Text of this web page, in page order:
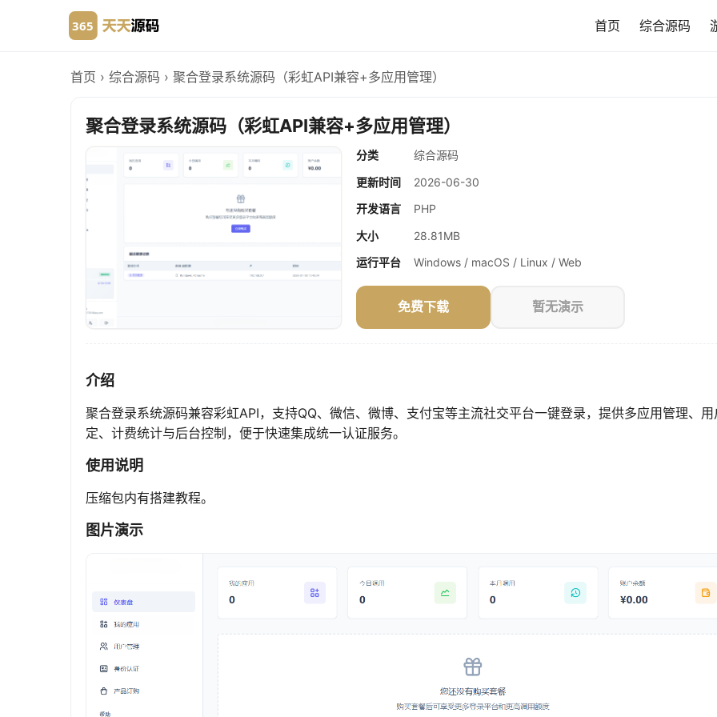
首页 综合源码
首页 › 综合源码 › 聚合登录系统源码（彩虹API兼容+多应用管理）
聚合登录系统源码（彩虹API兼容+多应用管理）
分类
综合源码
更新时间
2026-06-30
开发语言
PHP
大小
28.81MB
运行平台
Windows / macOS / Linux / Web
免费下载 暂无演示
介绍
聚合登录系统源码兼容彩虹API，支持QQ、微信、微博、支付宝等主流社交平台一键登录，提供多应用管理、用
定、计费统计与后台控制，便于快速集成统一认证服务。
使用说明
压缩包内有搭建教程。
图片演示